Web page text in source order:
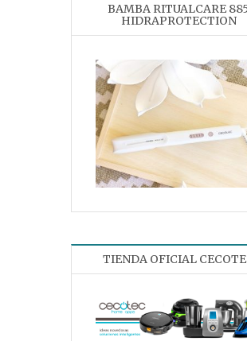
BAMBA RITUALCARE
HIDRAPROTECTION
TIENDA OFICIAL